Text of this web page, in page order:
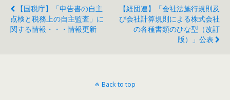
【国税庁】「申告書の自主
点検と税務上の自主監査」に
関する情報・・・情報更新
【経団連】「会社法施行規則及
び会社計算規則による株式会社
の各種書類のひな型（改訂
版）」公表
Back to top